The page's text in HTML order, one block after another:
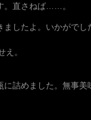
。直さねば……。
したよ。いかがでし
。
詰めました。無事美